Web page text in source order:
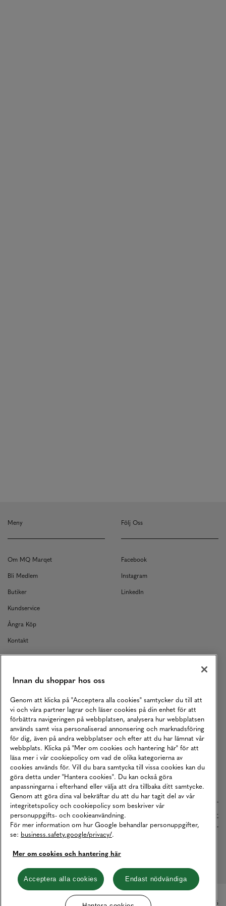
Meny
Om MQ Marqet
Bli Medlem
Butiker
Kundservice
Ångra Köp
Kontakt
Returer
Vårt Ansvar
Våra Tjänster
Press
Studentrabatt
B2B
Tillgänglighetsredogörelse
Följ Oss
Facebook
Instagram
LinkedIn
Betalningar online sköts i samarbete med Klarna. Läs mer här
Hantera cookies
© Copyright MQ Marqet 2026
Innan du shoppar hos oss
Genom att klicka på "Acceptera alla cookies" samtycker du till att
vi och våra partner lagrar och läser cookies på din enhet för att
förbättra navigeringen på webbplatsen, analysera hur webbplatsen
används samt visa personaliserad annonsering och marknadsföring
för dig, även på andra webbplatser och efter att du har lämnat vår
webbplats. Klicka på "Mer om cookies och hantering här" för att
läsa mer i vår cookiepolicy om vad de olika kategorierna av
cookies används för. Vill du bara samtycka till vissa cookies kan du
göra detta under "Hantera cookies". Du kan också göra
anpassningarna i efterhand eller välja att dra tillbaka ditt samtycke.
Genom att göra dina val bekräftar du att du har tagit del av vår
integritetspolicy och cookiepolicy som beskriver vår
personuppgifts- och cookieanvändning.
För mer information om hur Google behandlar personuppgifter,
se: business.safety.google/privacy/.
Mer om cookies och hantering här
Acceptera alla cookies Endast nödvändiga